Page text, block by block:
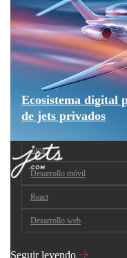
Ecosistema digital
de jets privados
Java
Desarrollo móvil
React
Desarrollo web
Seguir leyendo